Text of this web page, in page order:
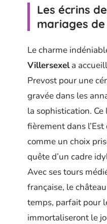
Les écrins
mariages de
Le charme
Villersexela
Prevost pour une
gravée dans les
la sophistication.
fièrement dans l’Est
comme un choix
quête d’un cadre
Avec ses tours
française, le
temps, parfait pour
immortaliseront le